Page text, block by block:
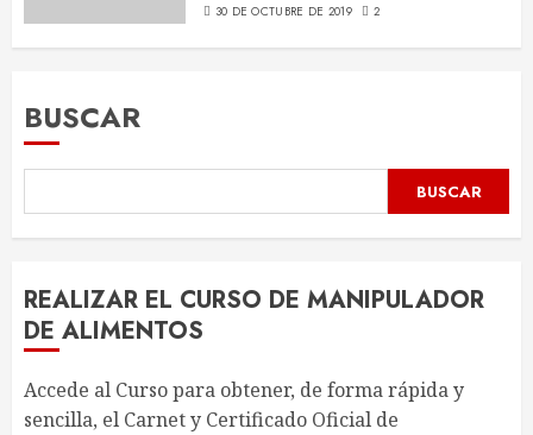
30 DE OCTUBRE DE 2019 2
BUSCAR
BUSCAR
REALIZAR EL CURSO DE MANIPULADOR
DE ALIMENTOS
Accede al Curso para obtener, de forma rápida y
sencilla, el Carnet y Certificado Oficial de